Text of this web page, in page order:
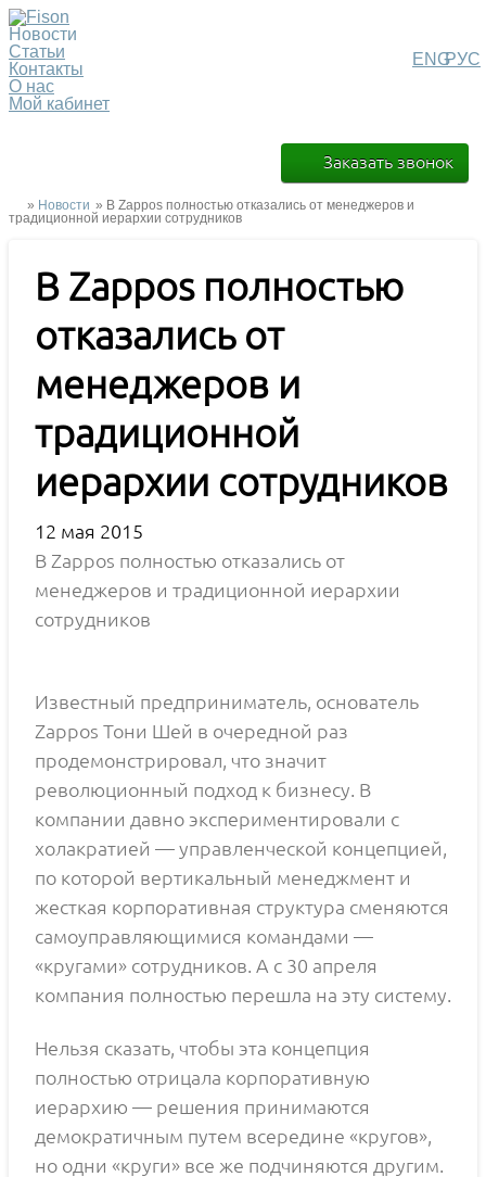
РУС
ENG
Новости
Статьи
Контакты
О нас
Мой кабинет
Заказать звонок
» Новости » В Zappos полностью отказались от менеджеров и
традиционной иерархии сотрудников
В Zappos полностью
отказались от
менеджеров и
традиционной
иерархии сотрудников
12 мая 2015
В Zappos полностью отказались от
менеджеров и традиционной иерархии
сотрудников
Известный предприниматель, основатель
Zappos Тони Шей в очередной раз
продемонстрировал, что значит
революционный подход к бизнесу. В
компании давно экспериментировали с
холакратией — управленческой концепцией,
по которой вертикальный менеджмент и
жесткая корпоративная структура сменяются
самоуправляющимися командами —
«кругами» сотрудников. А с 30 апреля
компания полностью перешла на эту систему.
Нельзя сказать, чтобы эта концепция
полностью отрицала корпоративную
иерархию — решения принимаются
демократичным путем всередине «кругов»,
но одни «круги» все же подчиняются другим.